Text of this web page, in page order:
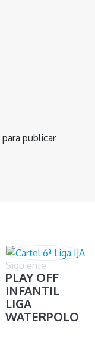
para publicar
Siguiente
PLAY OFF
INFANTIL
LIGA
WATERPOLO